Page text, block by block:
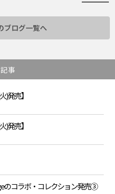
ブログ一覧へ
事
)発売】
)発売】
のコラボ・コレクション発売③